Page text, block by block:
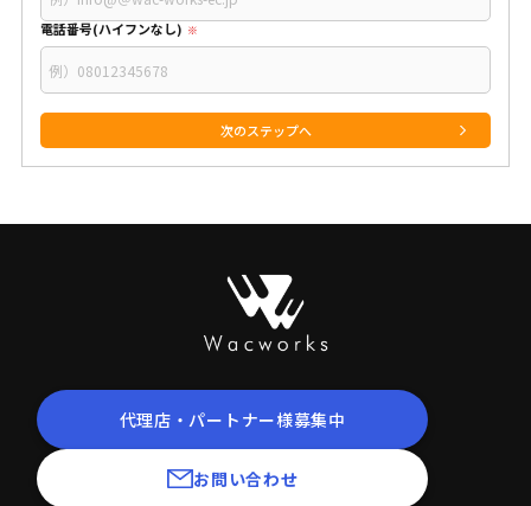
電話番号(ハイフンなし)
代理店・パートナー様募集中
お問い合わせ